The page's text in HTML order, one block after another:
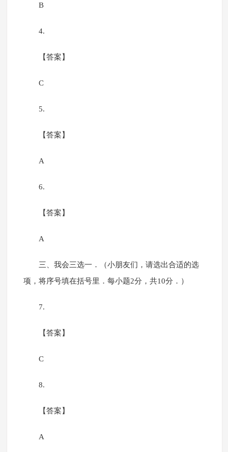
B
4.
【答案】
C
5.
【答案】
A
6.
【答案】
A
三、我会三选一．（小朋友们，请选出合适的选
项，将序号填在括号里．每小题2分，共10分．）
7.
【答案】
C
8.
【答案】
A